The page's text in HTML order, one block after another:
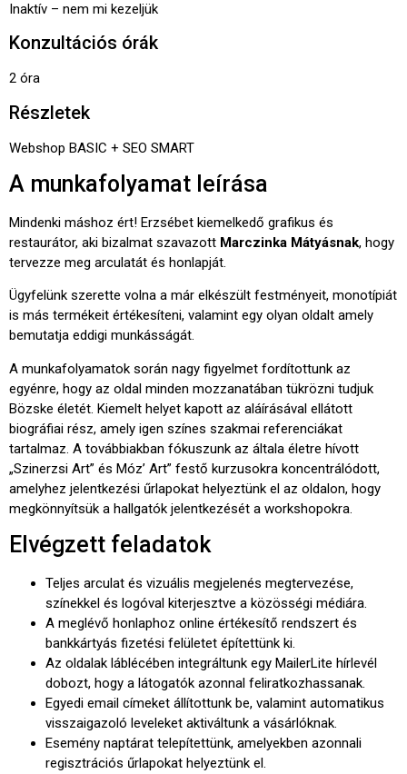
Inaktív – nem mi kezeljük
Konzultációs órák
2 óra
Részletek
Webshop BASIC + SEO SMART
A munkafolyamat leírása
Mindenki máshoz ért! Erzsébet kiemelkedő grafikus és
restaurátor, aki bizalmat szavazott Marczinka Mátyásnak, hogy
tervezze meg arculatát és honlapját.
Ügyfelünk szerette volna a már elkészült festményeit, monotípiát
is más termékeit értékesíteni, valamint egy olyan oldalt amely
bemutatja eddigi munkásságát.
A munkafolyamatok során nagy figyelmet fordítottunk az
egyénre, hogy az oldal minden mozzanatában tükrözni tudjuk
Bözske életét. Kiemelt helyet kapott az aláírásával ellátott
biográfiai rész, amely igen színes szakmai referenciákat
tartalmaz. A továbbiakban fókuszunk az általa életre hívott
„Szinerzsi Art” és Móz’ Art” festő kurzusokra koncentrálódott,
amelyhez jelentkezési űrlapokat helyeztünk el az oldalon, hogy
megkönnyítsük a hallgatók jelentkezését a workshopokra.
Elvégzett feladatok
Teljes arculat és vizuális megjelenés megtervezése,
színekkel és logóval kiterjesztve a közösségi médiára.
A meglévő honlaphoz online értékesítő rendszert és
bankkártyás fizetési felületet építettünk ki.
Az oldalak láblécében integráltunk egy MailerLite hírlevél
dobozt, hogy a látogatók azonnal feliratkozhassanak.
Egyedi email címeket állítottunk be, valamint automatikus
visszaigazoló leveleket aktiváltunk a vásárlóknak.
Esemény naptárat telepítettünk, amelyekben azonnali
regisztrációs űrlapokat helyeztünk el.